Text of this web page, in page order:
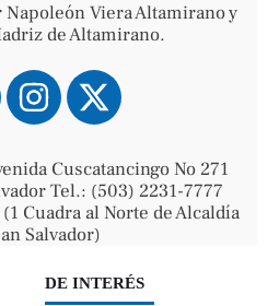
Napoleón Viera Altamirano y
de Altamirano.
Cuscatancingo No 271
Tel.: (503) 2231-7777
Cuadra al Norte de Alcaldía
Salvador)
DE INTERÉS